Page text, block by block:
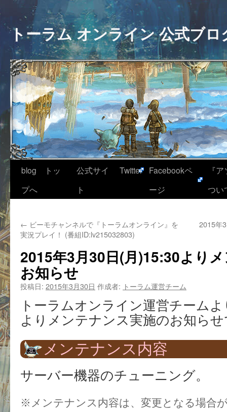
トーラム オンライン 公式ブロ
blog トッ
プへ
公式サイ
ト
Twitter
Facebookペ
ージ
『
つい
← ビーモチャンネルで『トーラムオンライン』を
実況プレイ！ (番組ID:lv215032803)
2015年
2015年3月30日(月)15:30より
お知らせ
投稿日: 2015年3月30日 作成者: トーラム運営チーム
トーラムオンライン運営チーム
よりメンテナンス実施のお知ら
メンテナンス内容
サーバー機器のチューニング。
※メンテナンス内容は、変更となる場合